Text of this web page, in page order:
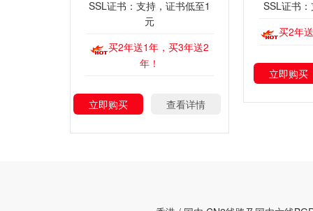
SSL证书：支持，证书低至1
元
买2年送1年，买3年送2
年！
立即购买 查看详情
SSL证书
买2年
立即购买